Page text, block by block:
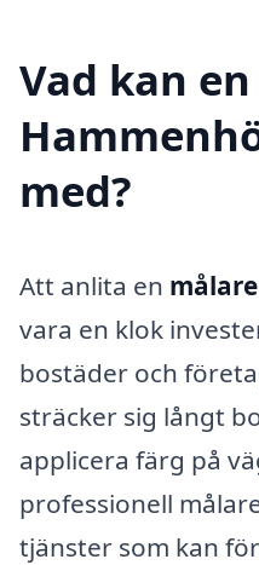
Vad kan
med?
Att anlita en
vara en klok
bostäder och
sträcker sig långt
applicera färg på
professionell
tjänster som kan